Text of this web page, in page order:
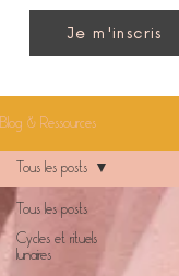
Je m'inscris
Blog & Ressources
Tous les posts
Cycles et rituels
lunaires
Tous les posts